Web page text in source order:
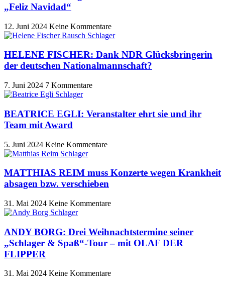
„Feliz Navidad“
12. Juni 2024 Keine Kommentare
HELENE FISCHER: Dank NDR Glücksbringerin
der deutschen Nationalmannschaft?
7. Juni 2024 7 Kommentare
BEATRICE EGLI: Veranstalter ehrt sie und ihr
Team mit Award
5. Juni 2024 Keine Kommentare
MATTHIAS REIM muss Konzerte wegen Krankheit
absagen bzw. verschieben
31. Mai 2024 Keine Kommentare
ANDY BORG: Drei Weihnachtstermine seiner
„Schlager & Spaß“-Tour – mit OLAF DER
FLIPPER
31. Mai 2024 Keine Kommentare